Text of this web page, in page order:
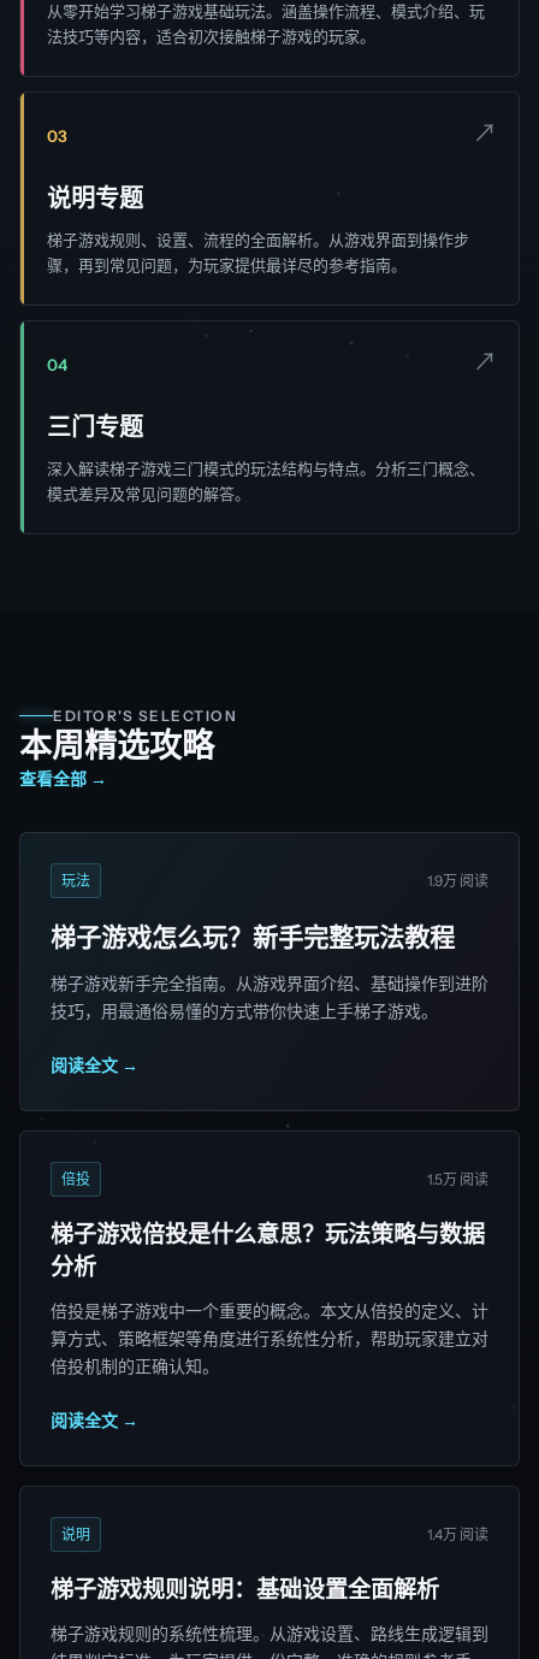
从零开始学习梯子游戏基础玩法。涵盖操作流程、模式介绍、玩
法技巧等内容，适合初次接触梯子游戏的玩家。
03 ↗
说明专题
梯子游戏规则、设置、流程的全面解析。从游戏界面到操作步
骤，再到常见问题，为玩家提供最详尽的参考指南。
04 ↗
三门专题
深入解读梯子游戏三门模式的玩法结构与特点。分析三门概念、
模式差异及常见问题的解答。
EDITOR'S SELECTION
本周精选攻略
查看全部 →
玩法 1.9万 阅读
梯子游戏怎么玩？新手完整玩法教程
梯子游戏新手完全指南。从游戏界面介绍、基础操作到进阶
技巧，用最通俗易懂的方式带你快速上手梯子游戏。
阅读全文 →
倍投 1.5万 阅读
梯子游戏倍投是什么意思？玩法策略与数据
分析
倍投是梯子游戏中一个重要的概念。本文从倍投的定义、计
算方式、策略框架等角度进行系统性分析，帮助玩家建立对
倍投机制的正确认知。
阅读全文 →
说明 1.4万 阅读
梯子游戏规则说明：基础设置全面解析
梯子游戏规则的系统性梳理。从游戏设置、路线生成逻辑到